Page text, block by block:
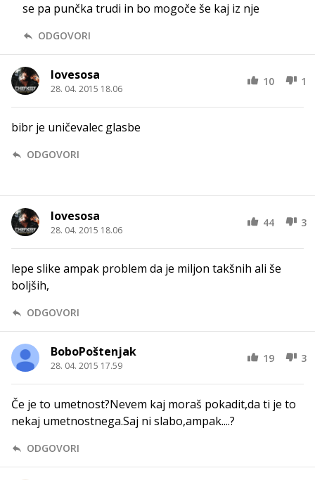
se pa punčka trudi in bo mogoče še kaj iz nje
ODGOVORI
lovesosa
28. 04. 2015 18.06
10 1
bibr je uničevalec glasbe
ODGOVORI
lovesosa
28. 04. 2015 18.06
44 3
lepe slike ampak problem da je miljon takšnih ali še
boljših,
ODGOVORI
BoboPoštenjak
28. 04. 2015 17.59
19 3
Če je to umetnost?Nevem kaj moraš pokadit,da ti je to
nekaj umetnostnega.Saj ni slabo,ampak....?
ODGOVORI